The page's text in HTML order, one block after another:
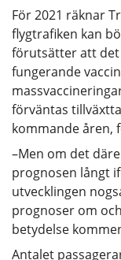
För 2021 räknar
flygtrafiken kan
förutsätter att
fungerande
förväntas
kommande åren,
–Men om det
prognosen långt
utvecklingen
prognoser om
betydelse
Antalet